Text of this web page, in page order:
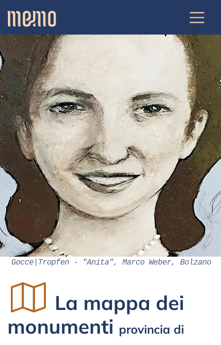
Gocce|Tropfen - "Anita", Marco Weber, Bolzano
La mappa dei
monumenti provincia di